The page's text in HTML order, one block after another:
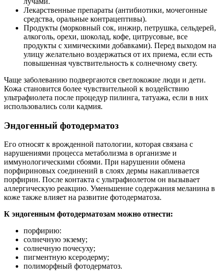
Лекарственные препараты (антибиотики, мочегонные
средства, оральные контрацептивы).
Продукты (морковный сок, инжир, петрушка, сельдерей,
алкоголь, орехи, шоколад, кофе, цитрусовые, все
продукты с химическими добавками). Перед выходом на
улицу желательно воздержаться от их приема, если есть
повышенная чувствительность к солнечному свету.
Чаще заболеванию подвергаются светлокожие люди и дети.
Кожа становится более чувствительной к воздействию
ультрафиолета после процедур пилинга, татуажа, если в них
использовались соли кадмия.
Эндогенный фотодерматоз
Его относят к врожденной патологии, которая связана с
нарушениями процесса метаболизма в организме и
иммунологическими сбоями. При нарушении обмена
порфириновых соединений в слоях дермы накапливается
порфирин. После контакта с ультрафиолетом он вызывает
аллергическую реакцию. Уменьшение содержания меланина в
коже также влияет на развитие фотодерматоза.
К эндогенным фотодерматозам можно отнести:
порфирию:
солнечную экзему;
солнечную почесуху;
пигментную ксеродерму;
полиморфный фотодерматоз.